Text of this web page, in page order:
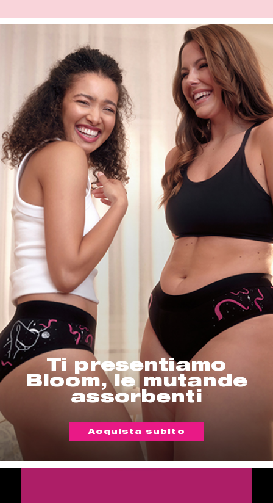
Ti presentiamo
Bloom, le mutande
assorbenti
Acquista subito